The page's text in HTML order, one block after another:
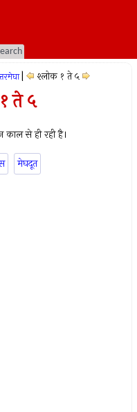
श्लोक १ ते ५
ते ५
काल से ही रही है।
मेघदूत